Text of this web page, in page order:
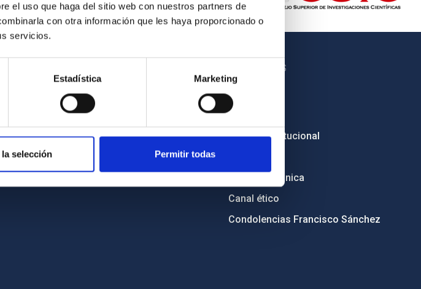
el uso que haga del sitio web con nuestros partners de
con otra información que les haya proporcionado o
servicios.
Estadística Marketing
selección Permitir todas
Mapa web
Políticas de privacidad
Aviso legal
Política de cookies
OTROS ENLACES
Empleo
Licitaciones
Imagen institucional
Sede electrónica
Canal ético
Condolencias Francisco Sánchez